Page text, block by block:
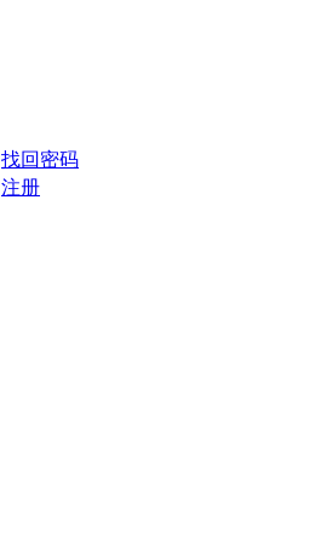
找回密码
注册